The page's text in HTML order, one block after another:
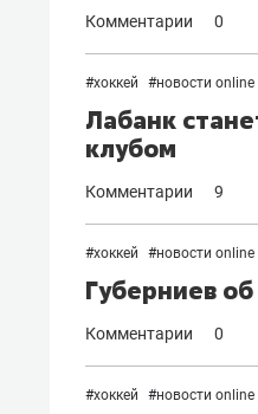
Комментарии 0
#хоккей #новости online
Лабанк
клубом
Комментарии 9
#хоккей #новости online
Губерниев
Комментарии 0
#хоккей #новости online